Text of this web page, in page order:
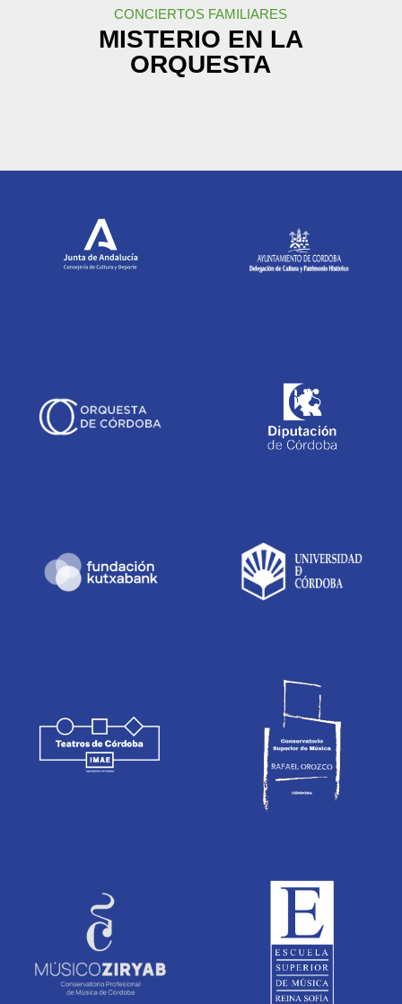
CONCIERTOS FAMILIARES
MISTERIO EN LA
ORQUESTA